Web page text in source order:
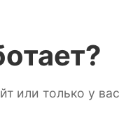
или только у вас